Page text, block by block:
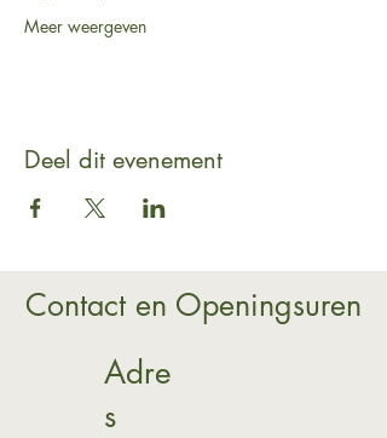
Meer weergeven
Deel dit evenement
Contact en Openingsuren
Adre
s